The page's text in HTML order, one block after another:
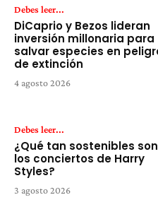
Debes leer...
DiCaprio y Bezos lideran
inversión millonaria para
salvar especies en
de extinción
4 agosto 2026
Debes leer...
¿Qué tan sostenibles son
los conciertos de Harry
Styles?
3 agosto 2026